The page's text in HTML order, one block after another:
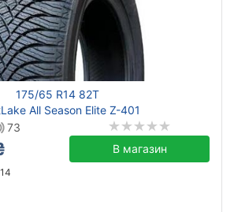
175/65 R14 82T
All Season Elite Z-401
73
В магазин